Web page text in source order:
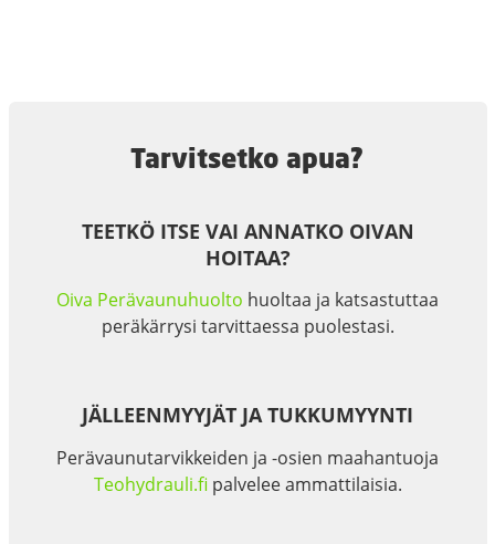
Tarvitsetko apua?
TEETKÖ ITSE VAI ANNATKO OIVAN
HOITAA?
Oiva Perävaunuhuolto huoltaa ja katsastuttaa
peräkärrysi tarvittaessa puolestasi.
JÄLLEENMYYJÄT JA TUKKUMYYNTI
Perävaunutarvikkeiden ja -osien maahantuoja
Teohydrauli.fi palvelee ammattilaisia.